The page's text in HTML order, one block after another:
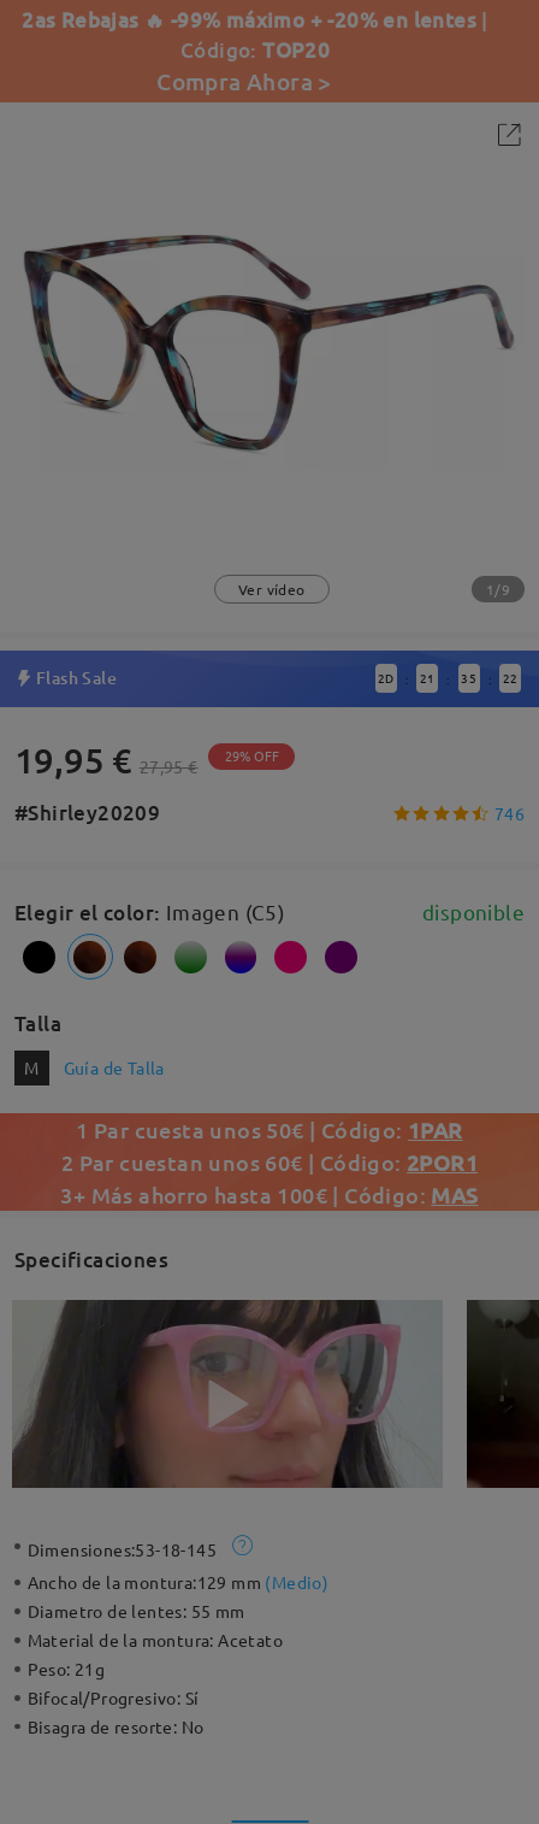
2as Rebajas 🔥 -99% máximo + -20% en lentes |
Código:TOP20
Compra Ahora >
Ver vídeo 1/9
Flash Sale 2D : 21 : 35 : 21
19,95 € 27,95 € 29% OFF
#Shirley20209 746
Elegir el color: Imagen (C5) disponible
Talla
M Guía de Talla
1 Par cuesta unos 50€ | Código: 1PAR
2 Par cuestan unos 60€ | Código: 2POR1
3+ Más ahorro hasta 100€ | Código: MAS
Specificaciones
Dimensiones:53-18-145
Ancho de la montura:129 mm (Medio)
Diametro de lentes: 55 mm
Material de la montura:Acetato
Peso: 21g
Bifocal/Progresivo: Sí
Bisagra de resorte: No